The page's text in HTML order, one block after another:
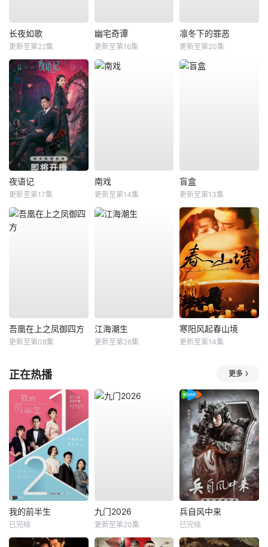
长夜如歌
更新至第22集
幽宅奇谭
更新至第16集
凛冬下的罪恶
更新至第20集
夜语记
更新至第17集
南戏
更新至第14集
盲盒
更新至第13集
吾凰在上之凤御四方
更新至第08集
江海潮生
更新至第26集
寒阳风起春山境
更新至第14集
正在热播 更多
我的前半生
已完结
九门2026
更新至第20集
兵自风中来
已完结